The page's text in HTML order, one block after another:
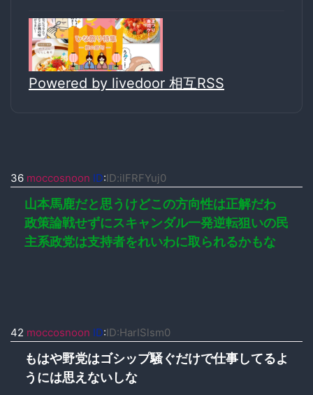
Powered by livedoor 相互RSS
36 moccosnoon ID:ID:ilFRFYuj0
山本馬鹿だと思うけどこの方向性は正解だわ
政策論戦せずにスキャンダル一発逆転狙いの民
主系政党は支持者をれいわに取られるかもな
42 moccosnoon ID:ID:HarISlsm0
もはや野党はゴシップ騒ぐだけで仕事してるよ
うには思えないしな